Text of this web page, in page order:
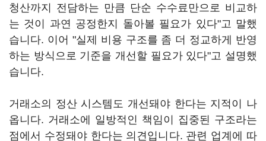
청산까지 전담하는 만큼 단순 수수료만으로 비교하
는 것이 과연 공정한지 돌아볼 필요가 있다"고 말했
습니다. 이어 "실제 비용 구조를 좀 더 정교하게 반영
하는 방식으로 기준을 개선할 필요가 있다"고 설명했
습니다.
거래소의 정산 시스템도 개선돼야 한다는 지적이 나
옵니다. 거래소에 일방적인 책임이 집중된 구조라는
점에서 수정돼야 한다는 의견입니다. 관련 업계에 따